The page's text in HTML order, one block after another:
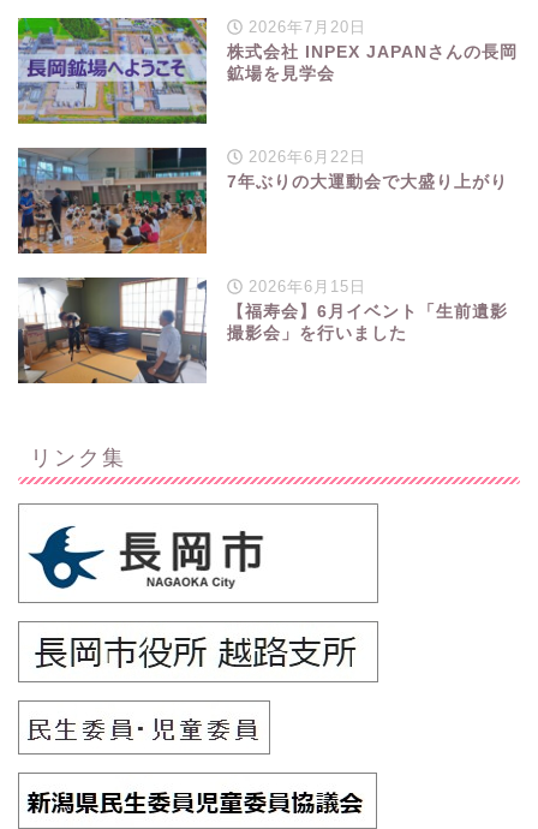
2026年7月20日
株式会社 INPEX JAPANさんの長岡
鉱場を見学会
2026年6月22日
7年ぶりの大運動会で大盛り上がり
2026年6月15日
【福寿会】6月イベント「生前遺影
撮影会」を行いました
リンク集